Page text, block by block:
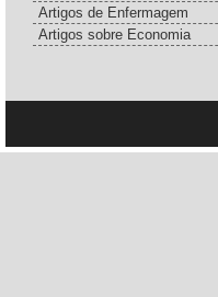
Artigos de Enfermagem
Artigos sobre Economia